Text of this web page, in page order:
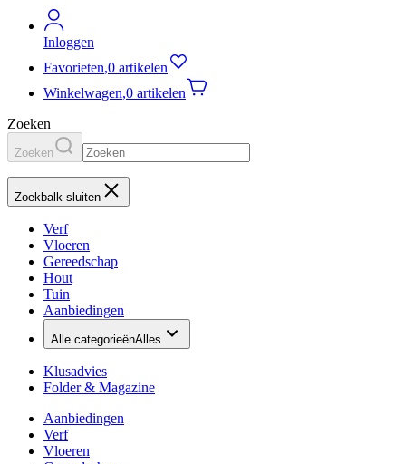
Inloggen
Favorieten,0 artikelen
Winkelwagen,0 artikelen
Zoeken
Zoeken
Zoekbalk sluiten
Verf
Vloeren
Gereedschap
Hout
Tuin
Aanbiedingen
Alle categorieënAlles
Klusadvies
Folder & Magazine
Aanbiedingen
Verf
Vloeren